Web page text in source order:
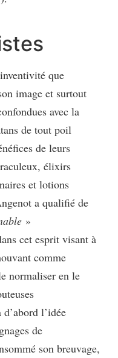
que
image et surtout
avec la
de tout poil
de leurs
élixirs
et lotions
a qualifié de
»
cet esprit visant à
comme
normaliser en le
l’idée
de
son breuvage,